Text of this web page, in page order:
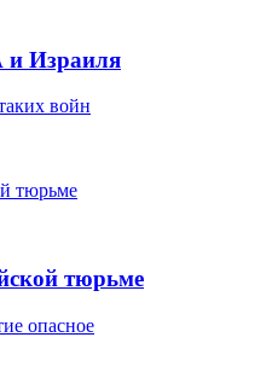
Израиля
войн
тюрьме
опасное